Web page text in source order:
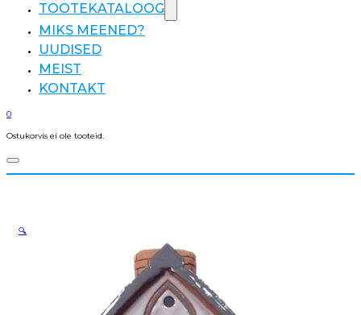
TOOTEKATALOOG
MIKS MEENED?
UUDISED
MEIST
KONTAKT
0
Ostukorvis ei ole tooteid.
🔍